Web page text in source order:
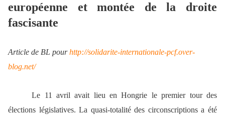
européenne et montée de la droite
fascisante
Article de BL pourhttp://solidarite-internationale-pcf.over-
blog.net/
Le 11 avril avait lieu en Hongrie le premier tour des
élections législatives. La quasi-totalité des circonscriptions a été